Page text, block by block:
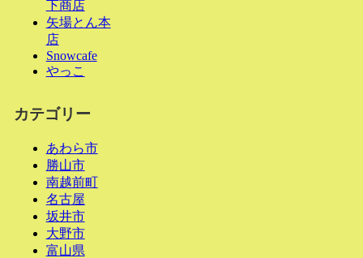
下商店
矢場とん本
店
Snowcafe
やっこ
カテゴリー
あわら市
勝山市
南越前町
名古屋
坂井市
大野市
富山県